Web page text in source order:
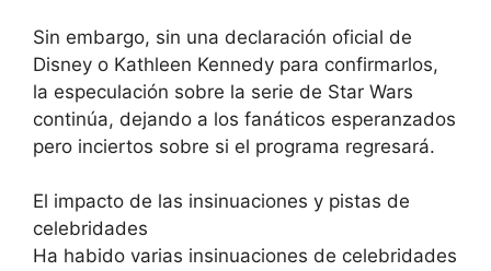
Sin embargo, sin una declaración oficial de
Disney o Kathleen Kennedy para confirmarlos,
la especulación sobre la serie de Star Wars
continúa, dejando a los fanáticos esperanzados
pero inciertos sobre si el programa regresará.
El impacto de las insinuaciones y pistas de
celebridades
Ha habido varias insinuaciones de celebridades